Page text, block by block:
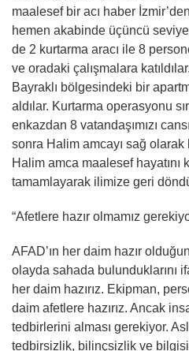
maalesef bir acı haber
hemen akabinde üçüncü
de 2 kurtarma aracı ile 8
ve oradaki çalışmalara
Bayraklı bölgesindeki bir
aldılar. Kurtarma operasyonu
enkazdan 8 vatandaşımızı
sonra Halim amcayı sağ olarak
Halim amca maalesef
tamamlayarak ilimize geri
“Afetlere hazır olmamız
AFAD’ın her daim hazır
olayda sahada bulunduklarını
her daim hazırız. Ekipman,
daim afetlere hazırız. Ancak
tedbirlerini alması gerekiyor.
tedbirsizlik, bilinçsizlik ve